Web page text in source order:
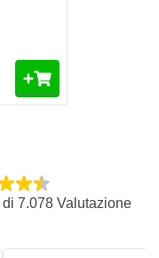
di 7.078 Valutazione